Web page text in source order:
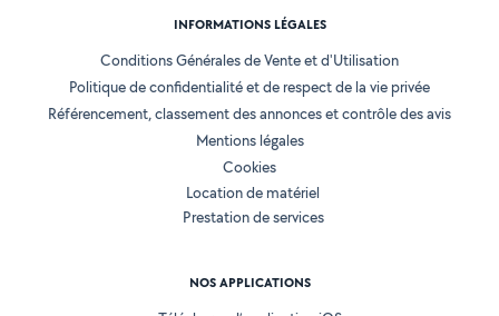
INFORMATIONS LÉGALES
Conditions Générales de Vente et d'Utilisation
Politique de confidentialité et de respect de la vie privée
Référencement, classement des annonces et contrôle des avis
Mentions légales
Cookies
Location de matériel
Prestation de services
NOS APPLICATIONS